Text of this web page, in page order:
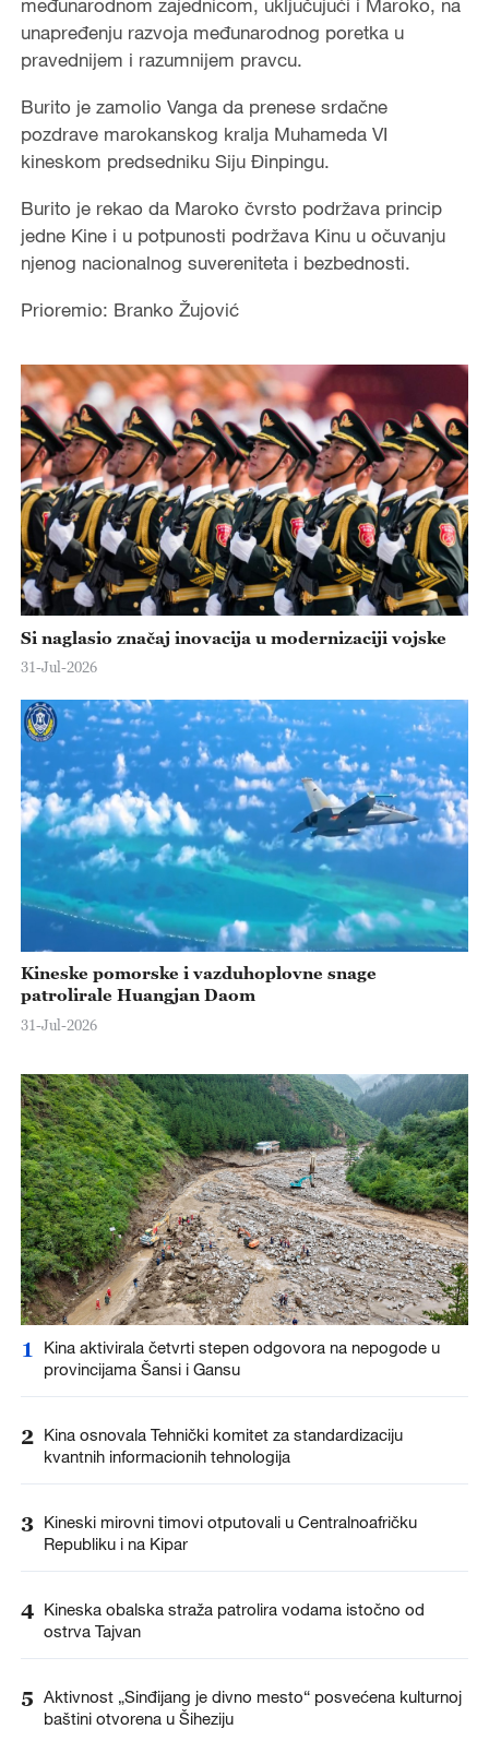
međunarodnom zajednicom, uključujući i Maroko, na
unapređenju razvoja međunarodnog poretka u
pravednijem i razumnijem pravcu.
Burito je zamolio Vanga da prenese srdačne
pozdrave marokanskog kralja Muhameda VI
kineskom predsedniku Siju Đinpingu.
Burito je rekao da Maroko čvrsto podržava princip
jedne Kine i u potpunosti podržava Kinu u očuvanju
njenog nacionalnog suvereniteta i bezbednosti.
Prioremio: Branko Žujović
Si naglasio značaj inovacija u modernizaciji vojske
31-Jul-2026
Kineske pomorske i vazduhoplovne snage
patrolirale Huangjan Daom
31-Jul-2026
1
Kina aktivirala četvrti stepen odgovora na nepogode u
provincijama Šansi i Gansu
2 Kina osnovala Tehnički komitet za standardizaciju
kvantnih informacionih tehnologija
3 Kineski mirovni timovi otputovali u Centralnoafričku
Republiku i na Kipar
4 Kineska obalska straža patrolira vodama istočno od
ostrva Tajvan
5 Aktivnost „Sinđijang je divno mesto“ posvećena kulturnoj
baštini otvorena u Šiheziju